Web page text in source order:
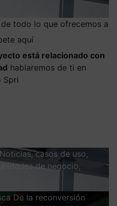
todo lo que ofrecemos a
aquí
está relacionado con
hablaremos de ti en
Spri
Noticias, casos de uso,
de negocio,
De la reconversión